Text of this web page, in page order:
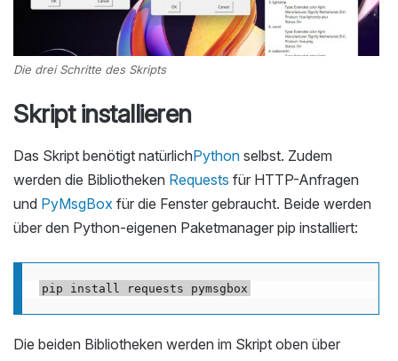
Die drei Schritte des Skripts
Skript installieren
Das Skript benötigt natürlichPython selbst. Zudem
werden die Bibliotheken Requests für HTTP-Anfragen
und PyMsgBox für die Fenster gebraucht. Beide werden
über den Python-eigenen Paketmanager pip installiert:
Die beiden Bibliotheken werden im Skript oben über